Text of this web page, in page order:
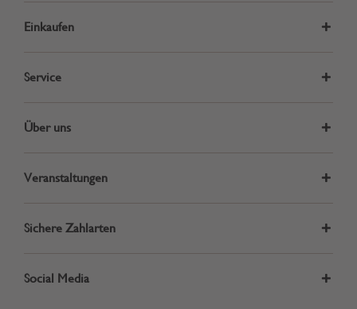
Einkaufen
Service
Über uns
Veranstaltungen
Sichere Zahlarten
Social Media